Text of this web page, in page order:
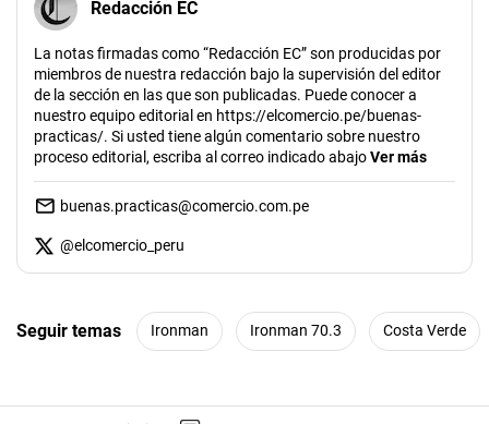
Redacción EC
La notas firmadas como “Redacción EC” son producidas por
miembros de nuestra redacción bajo la supervisión del editor
de la sección en las que son publicadas. Puede conocer a
nuestro equipo editorial en https://elcomercio.pe/buenas-
practicas/. Si usted tiene algún comentario sobre nuestro
proceso editorial, escriba al correo indicado abajoVer más
buenas.practicas@comercio.com.pe
@elcomercio_peru
Seguir temas Ironman Ironman 70.3 Costa Verde